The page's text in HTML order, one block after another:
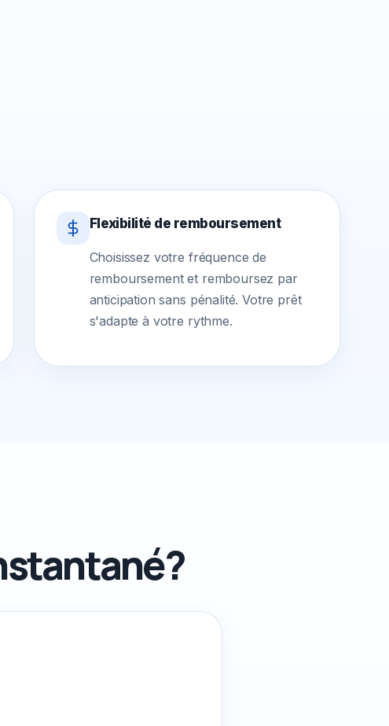
Flexibilité de remboursement
Choisissez votre fréquence de
remboursement et remboursez par
anticipation sans pénalité. Votre prêt
s'adapte à votre rythme.